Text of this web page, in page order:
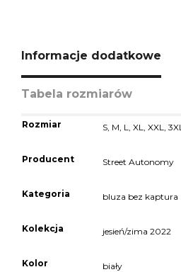
Informacje dodatkowe
Tabela rozmiarów
Rozmiar S M L ,XL ,XXL ,3XL
Producent Street Autonomy
Kategoria bluza bez kaptura
Kolekcja jesień/zima 2022
Kolor biały